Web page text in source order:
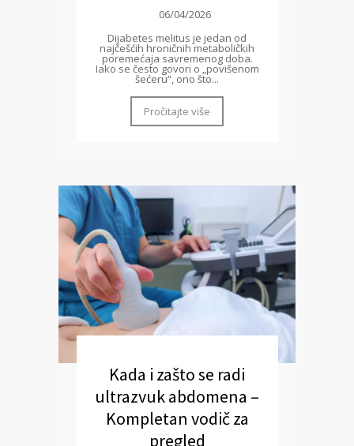
06/04/2026
Dijabetes melitus je jedan od
najčešćih hroničnih metaboličkih
poremećaja savremenog doba.
Iako se često govori o „povišenom
šećeru“, ono što...
Pročitajte više
Kada i zašto se radi
ultrazvuk abdomena –
Kompletan vodič za
pregled